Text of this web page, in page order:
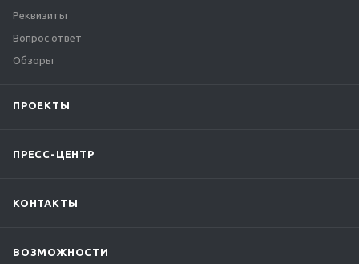
Реквизиты
Вопрос ответ
Обзоры
ПРОЕКТЫ
ПРЕСС-ЦЕНТР
КОНТАКТЫ
ВОЗМОЖНОСТИ